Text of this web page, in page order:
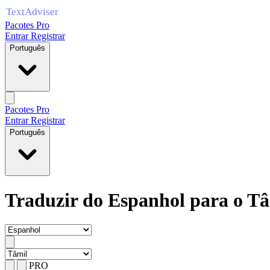
Pacotes Pro
EntrarRegistrar
Português
Pacotes Pro
EntrarRegistrar
Português
Traduzir do Espanhol para o
PRO